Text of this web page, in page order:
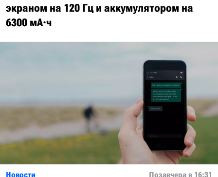
экраном на 120 Гц и аккумулятором на
6300 мА·ч
Новости Позавчера в 16:31